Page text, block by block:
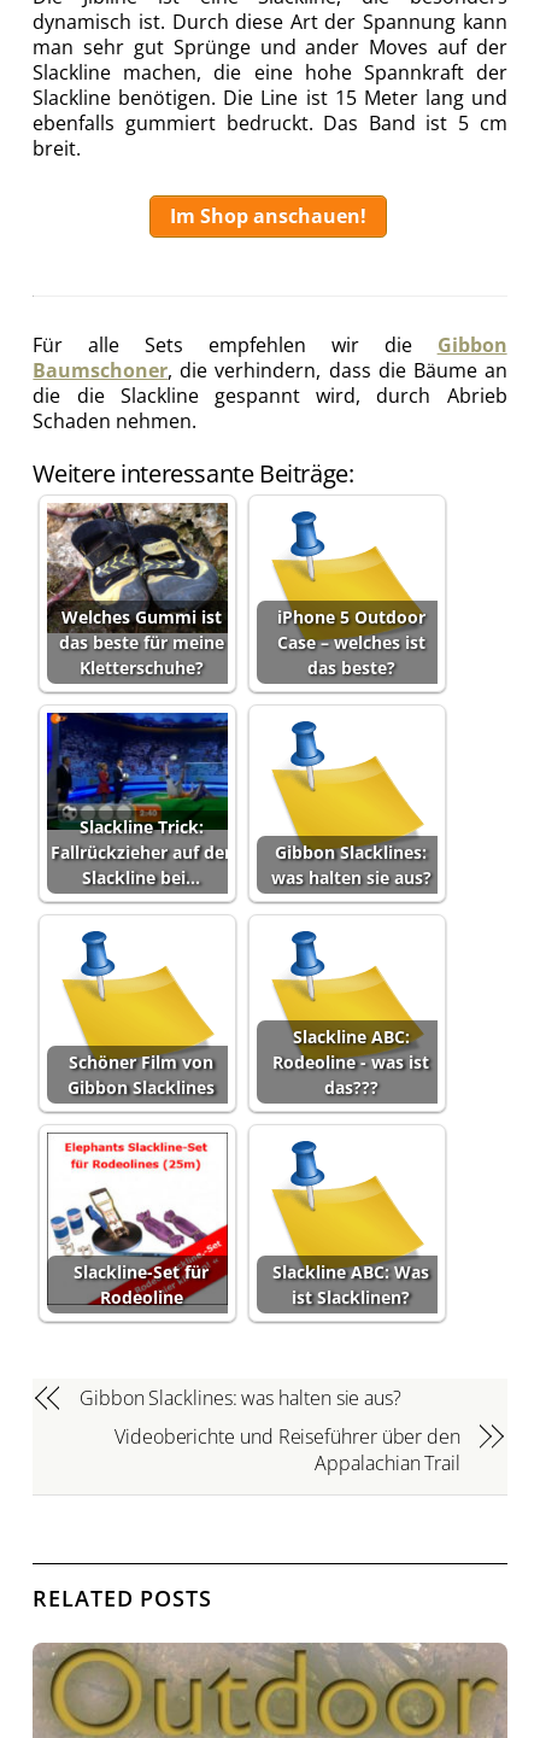
dynamisch ist. Durch diese Art der Spannung kann
man sehr gut Sprünge und ander Moves auf der
Slackline machen, die eine hohe Spannkraft der
Slackline benötigen. Die Line ist 15 Meter lang und
ebenfalls gummiert bedruckt. Das Band ist 5 cm
breit.
Im Shop anschauen!
Für alle Sets empfehlen wir die Gibbon
Baumschoner, die verhindern, dass die Bäume an
die die Slackline gespannt wird, durch Abrieb
Schaden nehmen.
Weitere interessante Beiträge:
Welches Gummi ist
das beste für meine
Kletterschuhe?
iPhone 5 Outdoor
Case – welches ist
das beste?
Slackline Trick:
Fallrückzieher auf der
Slackline bei…
Gibbon Slacklines:
was halten sie aus?
Schöner Film von
Gibbon Slacklines
Slackline ABC:
Rodeoline - was ist
das???
Slackline-Set für
Rodeoline
Slackline ABC: Was
ist Slacklinen?
Gibbon Slacklines: was halten sie aus?
Videoberichte und Reiseführer über den
Appalachian Trail
RELATED POSTS